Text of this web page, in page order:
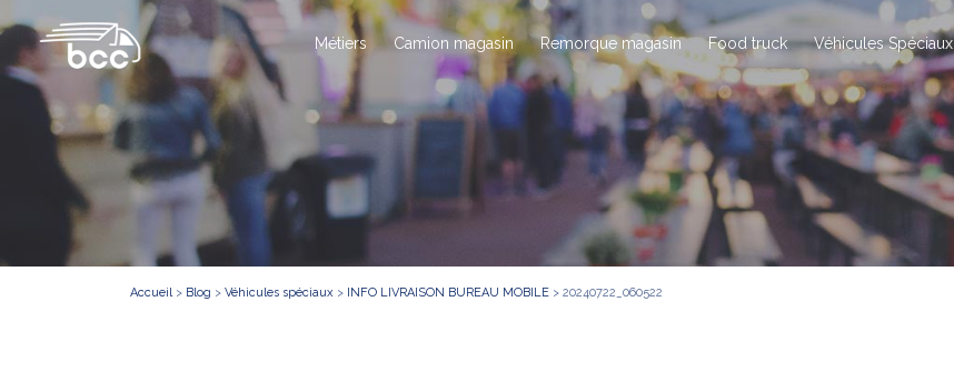
Métiers Camion magasin Remorque magasin Food truck Véhicules Spéciaux
Accueil> Blog > Véhicules spéciaux > INFO LIVRAISON BUREAU MOBILE > 20240722_060522